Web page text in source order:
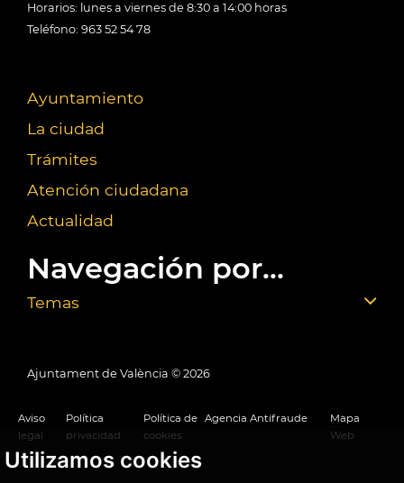
Utilizamos cookies
Horarios: lunes a viernes de 8:30 a 14:00 horas
Teléfono: 963 52 54 78
Ayuntamiento
La ciudad
Trámites
Atención ciudadana
Actualidad
Navegación por...
Temas
Ajuntament de València © 2026
Aviso
legal
Política
privacidad
Política de
cookies
Agencia Antifraude
Mapa
Web